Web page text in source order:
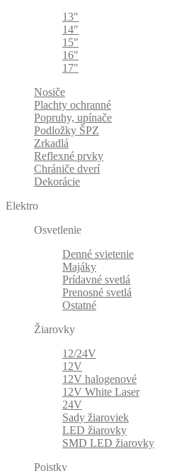
13"
14"
15"
16"
17"
Nosiče
Plachty ochranné
Popruhy, upínače
Podložky ŠPZ
Zrkadlá
Reflexné prvky
Chrániče dverí
Dekorácie
Elektro
Osvetlenie
Denné svietenie
Majáky
Prídavné svetlá
Prenosné svetlá
Ostatné
Žiarovky
12/24V
12V
12V halogenové
12V White Laser
24V
Sady žiaroviek
LED žiarovky
SMD LED žiarovky
Poistky